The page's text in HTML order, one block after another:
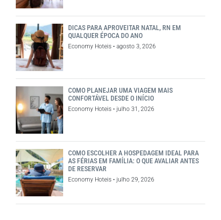
DICAS PARA APROVEITAR NATAL, RN EM
QUALQUER ÉPOCA DO ANO
Economy Hoteis agosto 3, 2026
COMO PLANEJAR UMA VIAGEM MAIS
CONFORTÁVEL DESDE O INÍCIO
Economy Hoteis julho 31, 2026
COMO ESCOLHER A HOSPEDAGEM IDEAL PARA
AS FÉRIAS EM FAMÍLIA: O QUE AVALIAR ANTES
DE RESERVAR
Economy Hoteis julho 29, 2026